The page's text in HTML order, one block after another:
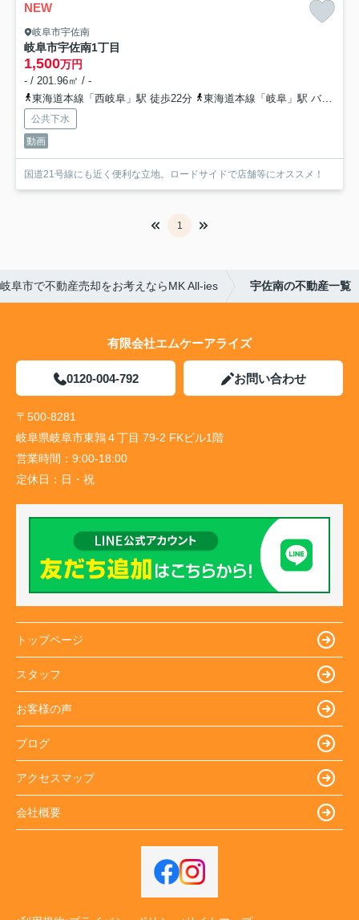
NEW
岐阜市宇佐南
岐阜市宇佐南1丁目
1,500万円
- / 201.96㎡ / -
東海道本線「西岐阜」駅 徒歩22分
東海道本線「岐阜」駅 バス11分 「宇佐」 停歩4分
公共下水
動画
国道21号線にも近く便利な立地。ロードサイドで店舗等にオススメ！
1
岐阜市で不動産売却をお考えならMK All-ies 宇佐南の不動産一覧
有限会社エムケーアライズ
0120-004-792 お問い合わせ
〒500-8281
岐阜県岐阜市東鶉４丁目 79-2 FKビル1階
営業時間： 9:00-18:00
定休日： 日・祝
トップページ
スタッフ
お客様の声
ブログ
アクセスマップ
会社概要